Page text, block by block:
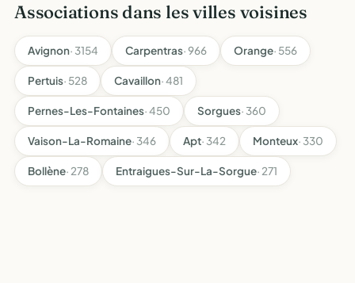
Associations dans les villes voisines
Avignon· 3154 Carpentras· 966 Orange· 556
Pertuis· 528 Cavaillon· 481
Pernes-Les-Fontaines· 450 Sorgues· 360
Vaison-La-Romaine· 346 Apt· 342 Monteux· 330
Bollène· 278 Entraigues-Sur-La-Sorgue· 271